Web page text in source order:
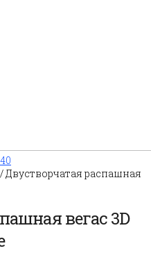
/ Двустворчатая распашная
вегас 3D